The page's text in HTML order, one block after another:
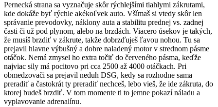
Pernecká strana sa vyznačuje skôr rýchlejšími tiahlymi zákrutami,
kde dokáže byť rýchle akékoľvek auto. Všímaš si vtedy skôr len
správanie prevodovky, náklony auta a stabilitu prednej vs. zadnej
časti či už pod plynom, alebo na brzdách. Viacero úsekov je takých,
že musíš brzdiť v zákrute, takže dobrzďuješ ľavou nohou. Tu sa
prejavil hlavne výbušný a dobre naladený motor v strednom pásme
otáčok. Nemá zmysel ho extra točiť do červeného pásma, keďže
najviac sily má pocitovo pri cca 2500 až 4000 otáčkach. Pri
obmedzovači sa prejavil neduh DSG, kedy sa rozhodne sama
preradiť a častokrát ty preradiť nechceš, lebo vieš, že ide zákruta, do
ktorej budeš brzdiť. V tom momente ti to jemne pokazí náladu a
vyplavovanie adrenalínu.